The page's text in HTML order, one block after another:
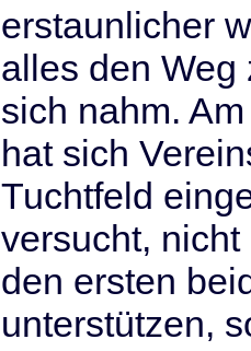
erstaunlicher
alles den Weg
sich nahm.
hat sich
Tuchtfeld
versucht,
den ersten
unterstützen,